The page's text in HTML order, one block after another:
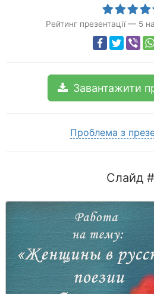
Рейтинг презентації — 5
Завантажити
Проблема з
Слайд